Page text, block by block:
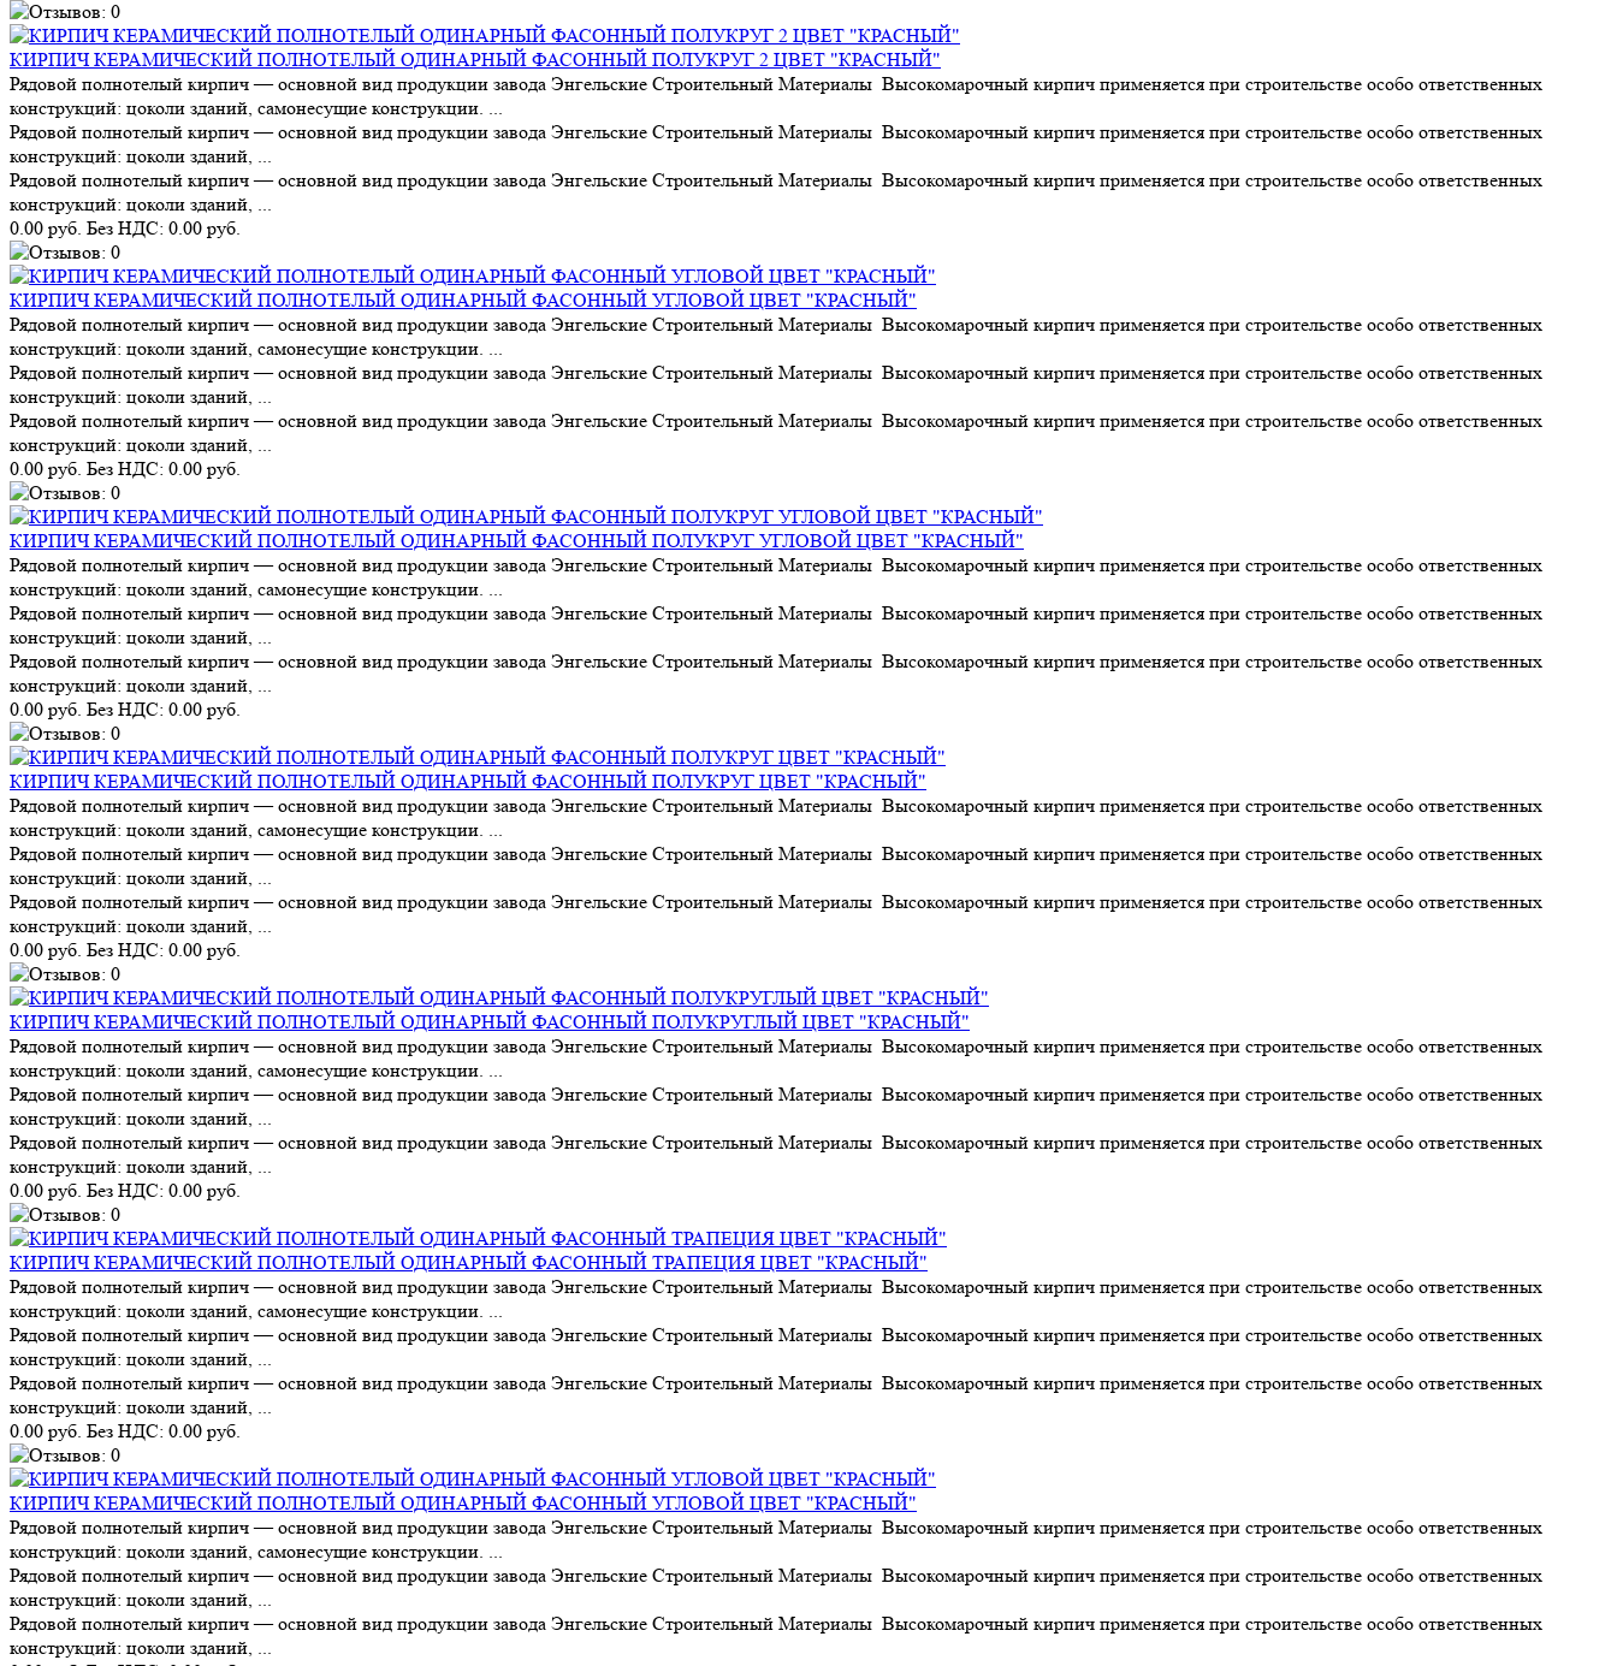
КИРПИЧ КЕРАМИЧЕСКИЙ ПОЛНОТЕЛЫЙ ОДИНАРНЫЙ ФАСОННЫЙ ПОЛУКРУГ 2 ЦВЕТ "КРАСНЫЙ"
Рядовой полнотелый кирпич — основной вид продукции завода Энгельские Строительный Материалы Высокомарочный кирпич применяется при строительстве особо ответственных
конструкций: цоколи зданий, самонесущие конструкции. ...
Рядовой полнотелый кирпич — основной вид продукции завода Энгельские Строительный Материалы Высокомарочный кирпич применяется при строительстве особо ответственных
конструкций: цоколи зданий, ...
Рядовой полнотелый кирпич — основной вид продукции завода Энгельские Строительный Материалы Высокомарочный кирпич применяется при строительстве особо ответственных
конструкций: цоколи зданий, ...
0.00 руб. Без НДС: 0.00 руб.
КИРПИЧ КЕРАМИЧЕСКИЙ ПОЛНОТЕЛЫЙ ОДИНАРНЫЙ ФАСОННЫЙ УГЛОВОЙ ЦВЕТ "КРАСНЫЙ"
Рядовой полнотелый кирпич — основной вид продукции завода Энгельские Строительный Материалы Высокомарочный кирпич применяется при строительстве особо ответственных
конструкций: цоколи зданий, самонесущие конструкции. ...
Рядовой полнотелый кирпич — основной вид продукции завода Энгельские Строительный Материалы Высокомарочный кирпич применяется при строительстве особо ответственных
конструкций: цоколи зданий, ...
Рядовой полнотелый кирпич — основной вид продукции завода Энгельские Строительный Материалы Высокомарочный кирпич применяется при строительстве особо ответственных
конструкций: цоколи зданий, ...
0.00 руб. Без НДС: 0.00 руб.
КИРПИЧ КЕРАМИЧЕСКИЙ ПОЛНОТЕЛЫЙ ОДИНАРНЫЙ ФАСОННЫЙ ПОЛУКРУГ УГЛОВОЙ ЦВЕТ "КРАСНЫЙ"
Рядовой полнотелый кирпич — основной вид продукции завода Энгельские Строительный Материалы Высокомарочный кирпич применяется при строительстве особо ответственных
конструкций: цоколи зданий, самонесущие конструкции. ...
Рядовой полнотелый кирпич — основной вид продукции завода Энгельские Строительный Материалы Высокомарочный кирпич применяется при строительстве особо ответственных
конструкций: цоколи зданий, ...
Рядовой полнотелый кирпич — основной вид продукции завода Энгельские Строительный Материалы Высокомарочный кирпич применяется при строительстве особо ответственных
конструкций: цоколи зданий, ...
0.00 руб. Без НДС: 0.00 руб.
КИРПИЧ КЕРАМИЧЕСКИЙ ПОЛНОТЕЛЫЙ ОДИНАРНЫЙ ФАСОННЫЙ ПОЛУКРУГ ЦВЕТ "КРАСНЫЙ"
Рядовой полнотелый кирпич — основной вид продукции завода Энгельские Строительный Материалы Высокомарочный кирпич применяется при строительстве особо ответственных
конструкций: цоколи зданий, самонесущие конструкции. ...
Рядовой полнотелый кирпич — основной вид продукции завода Энгельские Строительный Материалы Высокомарочный кирпич применяется при строительстве особо ответственных
конструкций: цоколи зданий, ...
Рядовой полнотелый кирпич — основной вид продукции завода Энгельские Строительный Материалы Высокомарочный кирпич применяется при строительстве особо ответственных
конструкций: цоколи зданий, ...
0.00 руб. Без НДС: 0.00 руб.
КИРПИЧ КЕРАМИЧЕСКИЙ ПОЛНОТЕЛЫЙ ОДИНАРНЫЙ ФАСОННЫЙ ПОЛУКРУГЛЫЙ ЦВЕТ "КРАСНЫЙ"
Рядовой полнотелый кирпич — основной вид продукции завода Энгельские Строительный Материалы Высокомарочный кирпич применяется при строительстве особо ответственных
конструкций: цоколи зданий, самонесущие конструкции. ...
Рядовой полнотелый кирпич — основной вид продукции завода Энгельские Строительный Материалы Высокомарочный кирпич применяется при строительстве особо ответственных
конструкций: цоколи зданий, ...
Рядовой полнотелый кирпич — основной вид продукции завода Энгельские Строительный Материалы Высокомарочный кирпич применяется при строительстве особо ответственных
конструкций: цоколи зданий, ...
0.00 руб. Без НДС: 0.00 руб.
КИРПИЧ КЕРАМИЧЕСКИЙ ПОЛНОТЕЛЫЙ ОДИНАРНЫЙ ФАСОННЫЙ ТРАПЕЦИЯ ЦВЕТ "КРАСНЫЙ"
Рядовой полнотелый кирпич — основной вид продукции завода Энгельские Строительный Материалы Высокомарочный кирпич применяется при строительстве особо ответственных
конструкций: цоколи зданий, самонесущие конструкции. ...
Рядовой полнотелый кирпич — основной вид продукции завода Энгельские Строительный Материалы Высокомарочный кирпич применяется при строительстве особо ответственных
конструкций: цоколи зданий, ...
Рядовой полнотелый кирпич — основной вид продукции завода Энгельские Строительный Материалы Высокомарочный кирпич применяется при строительстве особо ответственных
конструкций: цоколи зданий, ...
0.00 руб. Без НДС: 0.00 руб.
КИРПИЧ КЕРАМИЧЕСКИЙ ПОЛНОТЕЛЫЙ ОДИНАРНЫЙ ФАСОННЫЙ УГЛОВОЙ ЦВЕТ "КРАСНЫЙ"
Рядовой полнотелый кирпич — основной вид продукции завода Энгельские Строительный Материалы Высокомарочный кирпич применяется при строительстве особо ответственных
конструкций: цоколи зданий, самонесущие конструкции. ...
Рядовой полнотелый кирпич — основной вид продукции завода Энгельские Строительный Материалы Высокомарочный кирпич применяется при строительстве особо ответственных
конструкций: цоколи зданий, ...
Рядовой полнотелый кирпич — основной вид продукции завода Энгельские Строительный Материалы Высокомарочный кирпич применяется при строительстве особо ответственных
конструкций: цоколи зданий, ...